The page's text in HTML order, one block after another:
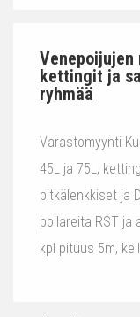
Venepoijujen
kettingit ja
ryhmää
Varastomyynti
45L ja 75L,
pitkälenkkiset ja
pollareita RST ja
kpl pituus 5m,